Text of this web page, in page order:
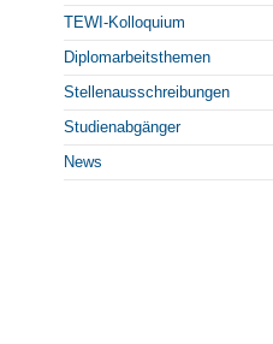
TEWI-Kolloquium
Diplomarbeitsthemen
Stellenausschreibungen
Studienabgänger
News